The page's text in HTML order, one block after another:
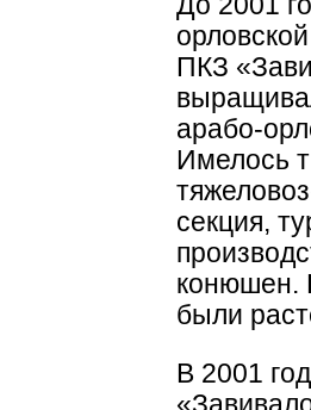
ПКЗ
арабо-
Имелось
секция,
конюшен.
были
В 2001